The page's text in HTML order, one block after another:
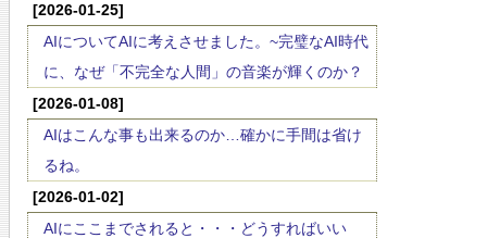
[2026-01-25]
AIについてAIに考えさせました。~完璧なAI時代
に、なぜ「不完全な人間」の音楽が輝くのか？
[2026-01-08]
AIはこんな事も出来るのか…確かに手間は省け
るね。
[2026-01-02]
AIにここまでされると・・・どうすればいい